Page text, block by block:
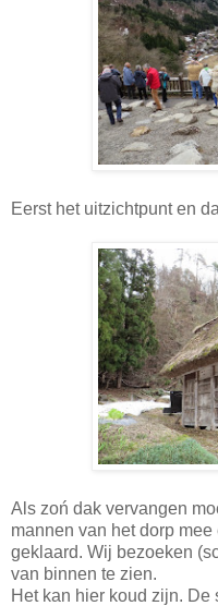
Eerst het uitzichtpunt en
Als zoń dak vervangen
mannen van het dorp
geklaard. Wij bezoeken
van binnen te zien.
Het kan hier koud zijn. De